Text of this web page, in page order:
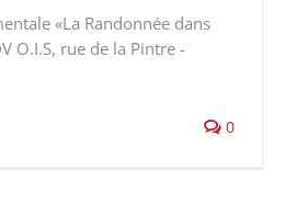
«La Randonnée dans
O.I.S, rue de la Pintre -
0